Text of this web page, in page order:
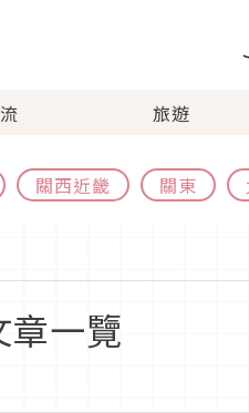
旅遊
關西近畿 關東
章一覽